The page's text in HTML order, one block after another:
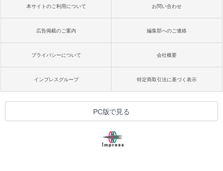
本サイトのご利用について お問い合わせ
広告掲載のご案内 編集部へのご連絡
プライバシーについて 会社概要
インプレスグループ 特定商取引法に基づく表示
PC版で見る